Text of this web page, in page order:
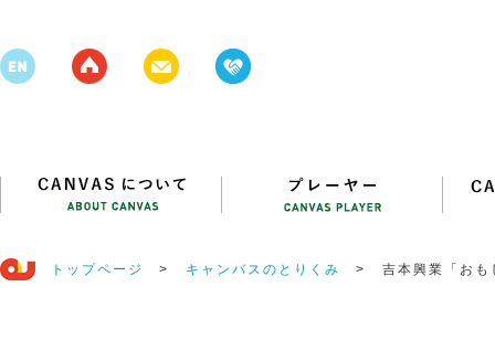
トップページ > キャンバスのとりくみ >
吉本興業「お